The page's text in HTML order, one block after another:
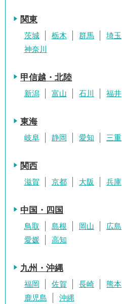
関東
茨城 栃木 群馬 埼玉
神奈川
甲信越・北陸
新潟 富山 石川 福井
東海
岐阜 静岡 愛知 三重
関西
滋賀 京都 大阪 兵庫
中国・四国
鳥取 島根 岡山 広島
愛媛
高知
九州・沖縄
福岡 佐賀 長崎 熊本
鹿児島
沖縄